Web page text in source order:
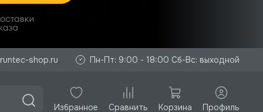
shop.ru Пн-Пт: 9:00 - 18:00 Сб-Вс: выходной
Избранное Сравнить Корзина Профиль